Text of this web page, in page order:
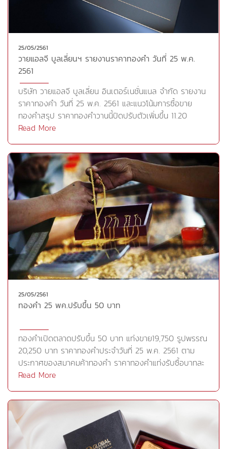
ได้ในระยะสั้น ราคาทองคำยังมีโอกาสขยับขึ้นทดสอบแนวต้าน
1,307 หรือ 1,315 ดอลลาร์ต่อออนซ์ โดยบริเวณนี้นักลงทุนที่
สะสมทองคำไว้อาจมีการขายทำกำไรเพียงบางส่วนออกมา
บ้าง โดยให้ดูว่าราคาจะผ่านแนวต้านได้หรือไม่ ซึ่งหากไม่ผ่าน
ราคาอาจจะมีการอ่อนตัวลงอีกครั้งโดยนักลงทุนที่รอซื้อ
ทองคำอาจรอดูการตั้งฐานของราคาโดยประเมินแนวรับไว้ที่
1,292-1,280 ดอลลาร์ต่อออนซ์ แนะนำนักลงทุนในระยะสั้นหาก
ราคามีการย่อตัวลงมาและสามารถตั้งฐานบริเวณแนวรับดัง
กล่าวได้แข็งแกร่งสามารถเข้าซื้อทองคำเพิ่มเติมบางส่วนเพื่อ
เก็งกำไรระยะสั้นทองคำแท่ง (96.50%)แนวรับ 1,292
(19,550บาท) 1,280 (19,350บาท) 1,271 (19,200บาท)แนว
ต้าน 1,307 (19,800บาท) 1,315 (19,900บาท) 1,325
(20,050บาท) GOLD FUTURES (GFM18)แนวรับ 1,292
(19,690บาท) 1,280 (19,500บาท) 1,271 (19,370บาท)แนว
ต้าน 1,307 (19,920บาท) 1,315 (20,040บาท) 1,325
(20,190บาท) Cr.https://goo.gl/wUBt2c
จากการปรับตัวลดลงของดัชนีดาวโจนส์นำโดยการร่วงลง
ของหุ้นกลุ่มพลังงาน รวมไปถึงการเปิดเผยยอดสั่งซื้อสินค้า
คงทนของสหรัฐที่ดิ่งลงเกินคาด ก่อนที่ราคาทองคำจะปรับตัว
วันนี้ที่ตลาดเอเชีย ด้านกองทุน SPDR ลดการถือครอง
ทองคำในวันศุกร์ -3.54 ตัน สำหรับวันนี้ปริมาณการซื้อขาย
อาจเบาบางกว่าปกติเนื่องจากตลาดเงิน ตลาดทุนและตลาด
ทองคำสหรัฐจะปิดทำการเนื่องในวัน Memorial
DayCr.https://goo.gl/aBB48F
25/05/2561
วายแอลจี บูลเลี่ยนฯ รายงานราคาทองคำ วันที่ 25 พ.ค.
2561
บริษัท วายแอลจี บูลเลี่ยน อินเตอร์เนชั่นแนล จำกัด รายงาน
ราคาทองคำ วันที่ 25 พ.ค. 2561 และแนวโน้มการซื้อขาย
ทองคำสรุป ราคาทองคำวานนี้ปิดปรับตัวเพิ่มขึ้น 11.20
ดอลลาร์ต่อออนซ์ โดยราคาทองคำได้รับแรงหนุนจากการอ่อน
การประชุมสุดยอดกับนายคิม จอง อึน ผู้นำเกาหลีเหนือซึ่ง
เดิมมีกำหนดจัดขึ้นในวันที่ 12 มิ.ย.ที่สิงคโปร์ ประกอบกับ
ตัวเลขเศรษฐกิจสหรัฐวานนี้ออกมาแย่เกินคาดทุกรายการ ทั้ง
จำนวนผู้ขอสวัสดิการว่างงานที่เพิ่มขึ้นเกินคาดสู่ระดับ
234,000 รายในสัปดาห์ที่แล้วและยอดขายบ้านมือสองที่ร่วง
ลงเกินคาดสู่ระดับ 5.46 ล้านยูนิต นอกจากนี้ยังเกิดความ
วิตกว่ารัฐบาลสหรัฐกำลังพิจารณาปรับขึ้นภาษีนำเข้ารถยนต์
ในอัตราที่สูงถึง 25% รวมไปถึงข้อพิพาททางการค้าระหว่าง
จีนและสหรัฐที่ยังคงไม่ได้รับการคลี่คลายเท่าที่ควร ปัจจัย
เหล่านี้สร้างแรงกดดันเพิ่มเติมให้แก่สกุลเงินดอลลาร์ อีกทั้ง
ยังกดดันสินทรัพย์เสี่ยงให้ร่วงลงซึ่งเป็นปัจจัยกระตุ้นแรงซื้อ
ต่อออนซ์อีกครั้ง สำหรับวันนี้ติดตามการเปิดเผยยอดสั่งซื้อ
สินค้าคงทนพื้นฐานและถ้อยแถลงของนาย Jerome Powell :
ด้านการเมืองระหว่างประเทศของ
สหรัฐCr.https://goo.gl/9T4Uqm
Read More
25/05/2561
ทองคำ 25 พค.ปรับขึ้น 50 บาท
ทองคำเปิดตลาดปรับขึ้น 50 บาท แท่งขาย19,750 รูปพรรณ
20,250 บาท ราคาทองคำประจำวันที่ 25 พ.ค. 2561 ตาม
ประกาศของสมาคมค้าทองคำ ราคาทองคำแท่งรับซื้อบาทละ
19,650 ขายออกบาทละ 19,750 ทองรูปพรรณรับซื้อบาทละ
ปรับขึ้น 50 บาท เมื่อเทียบกับราคาวันที่ 24
พค.Cr.https://goo.gl/5Azmdp
Read More